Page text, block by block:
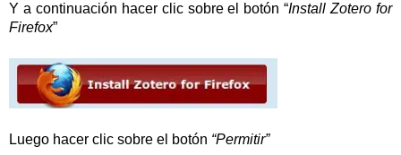
Y a continuación hacer clic sobre el botón “Install Zotero for
Firefox”
Luego hacer clic sobre el botón “Permitir”